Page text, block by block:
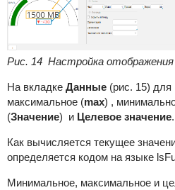
Рис. 14 Настройка отображения
На вкладке Данные (рис. 15) для
максимальное (max) ,
(Значение) и Целевое значение.
Как вычисляется текущее
определяется кодом на языке
Минимальное, максимальное и